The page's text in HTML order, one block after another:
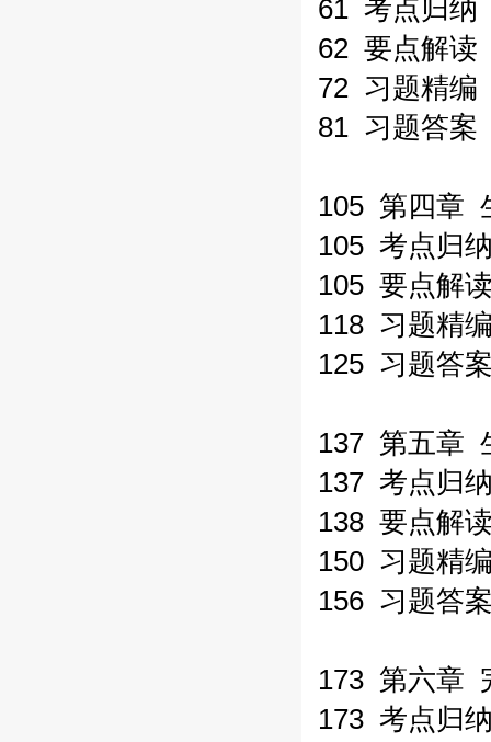
61 考点归纳
62 要点解读
72 习题精编
81 习题答案
105 第四章
105 考点归
105 要点解
118 习题精
125 习题答
137 第五章
137 考点归
138 要点解
150 习题精
156 习题答
173 第六章
173 考点归